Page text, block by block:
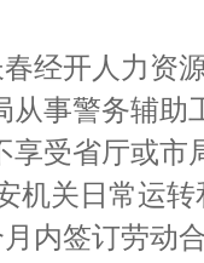
经开人力资
从事警务辅
享受省厅或
机关日常运
内签订劳动